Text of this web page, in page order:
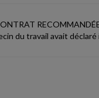
du travail avait